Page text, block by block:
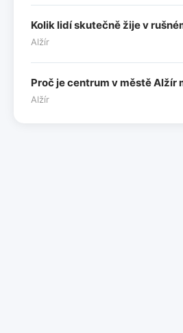
Kolik lidí skutečně žije v
Alžír
Proč je centrum v městě Alžír
Alžír